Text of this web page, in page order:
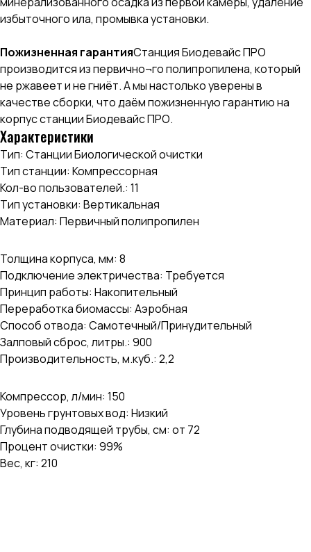
избыточного ила, промывка установки.
Пожизненная гарантияСтанция Биодевайс ПРО
производится из первично¬го полипропилена, который
не ржавеет и не гниёт. А мы настолько уверены в
качестве сборки, что даём пожизненную гарантию на
корпус станции Биодевайс ПРО.
Характеристики
Тип: Станции Биологической очистки
Тип станции: Компрессорная
Кол-во пользователей.: 11
Тип установки: Вертикальная
Материал: Первичный полипропилен
Толщина корпуса, мм: 8
Подключение электричества: Требуется
Принцип работы: Накопительный
Переработка биомассы: Аэробная
Способ отвода: Самотечный/Принудительный
Залповый сброс, литры.: 900
Производительность, м.куб.: 2,2
Компрессор, л/мин: 150
Уровень грунтовых вод: Низкий
Глубина подводящей трубы, см: от 72
Процент очистки: 99%
Вес, кг: 210